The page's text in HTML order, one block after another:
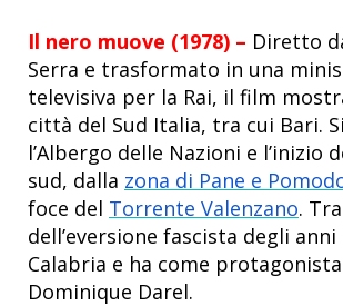
Il nero muove (1978) – Diretto
Serra e trasformato in una
televisiva per la Rai, il film
città del Sud Italia, tra cui Bari.
l’Albergo delle Nazioni e l’inizio
sud, dalla zona di Pane e
foce del Torrente Valenzano.
dell’eversione fascista degli anni
Calabria e ha come
Dominique Darel.